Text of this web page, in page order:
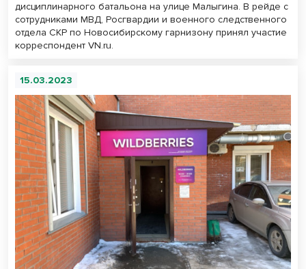
дисциплинарного батальона на улице Малыгина. В рейде с
сотрудниками МВД, Росгвардии и военного следственного
отдела СКР по Новосибирскому гарнизону принял участие
корреспондент VN.ru.
15.03.2023